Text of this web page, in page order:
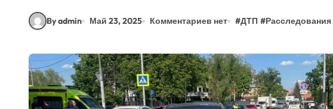
By admin Май 23, 2025 Комментариев нет #ДТП #Расследования